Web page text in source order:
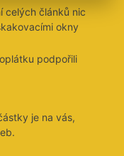
celých článků nic
okny
podpořili
je na vás,